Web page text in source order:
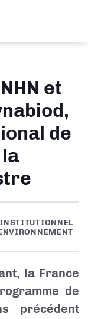
et
de
INSTITUTIONNEL
la France
de
précédent